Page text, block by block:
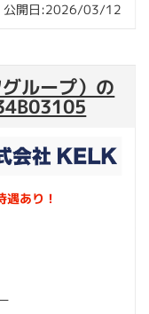
公開日:2026/03/12
ループ）の
あり！